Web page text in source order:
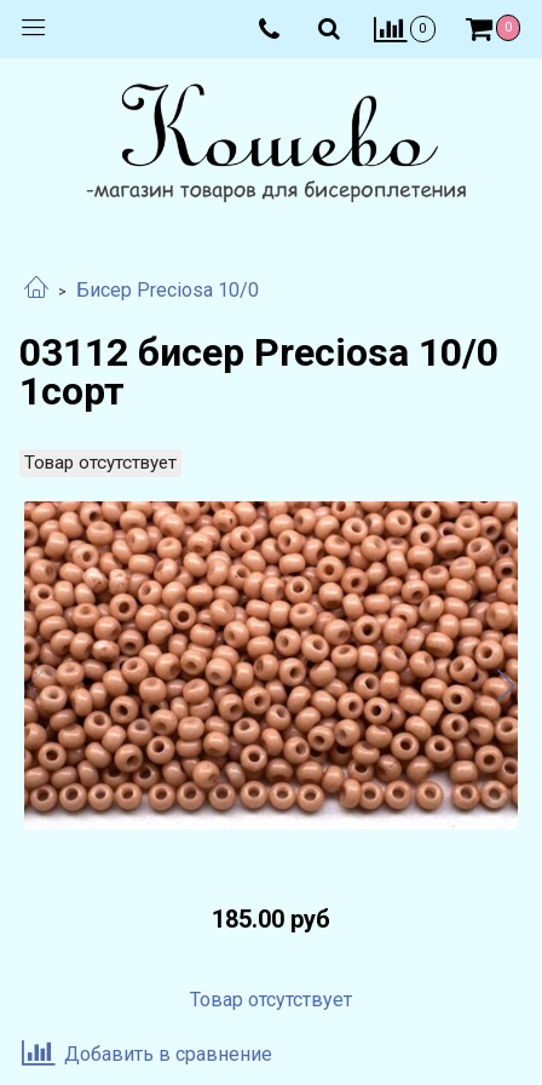
0 0
Бисер Preciosa 10/0
03112 бисер Preciosa 10/0
1сорт
Товар отсутствует
185.00 руб
Товар отсутствует
Добавить в сравнение